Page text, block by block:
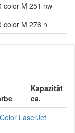
color M 251 nw
color M 276 n
Kapazität
ca.
LaserJet